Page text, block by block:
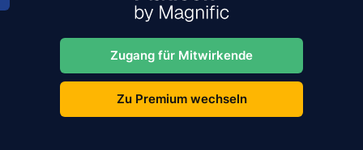
Zugang für Mitwirkende
Zu Premium wechseln